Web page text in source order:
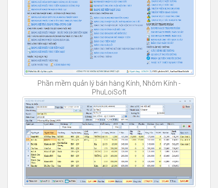
Phần mềm quản lý bán hàng Kính, Nhôm Kính -
PhuLoiSoft